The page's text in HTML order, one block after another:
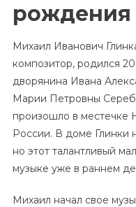
рождения
Михаил Иванович
композитор, родился
дворянина Ивана
Марии Петровны
произошло в местечке
России. В доме Глинки
но этот талантливый
музыке уже в раннем
Михаил начал свое